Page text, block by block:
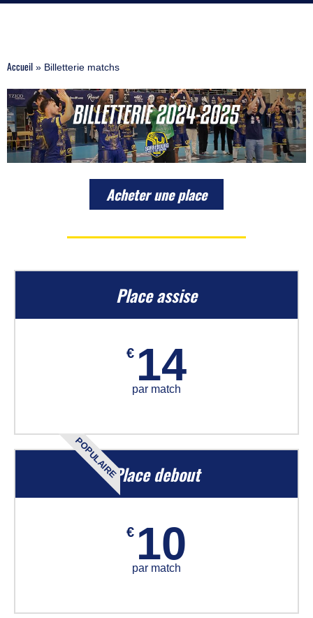
Accueil » Billetterie matchs
Acheter une place
Place assise
€ 14
par match
POPULAIREPlace debout
€ 10
par match